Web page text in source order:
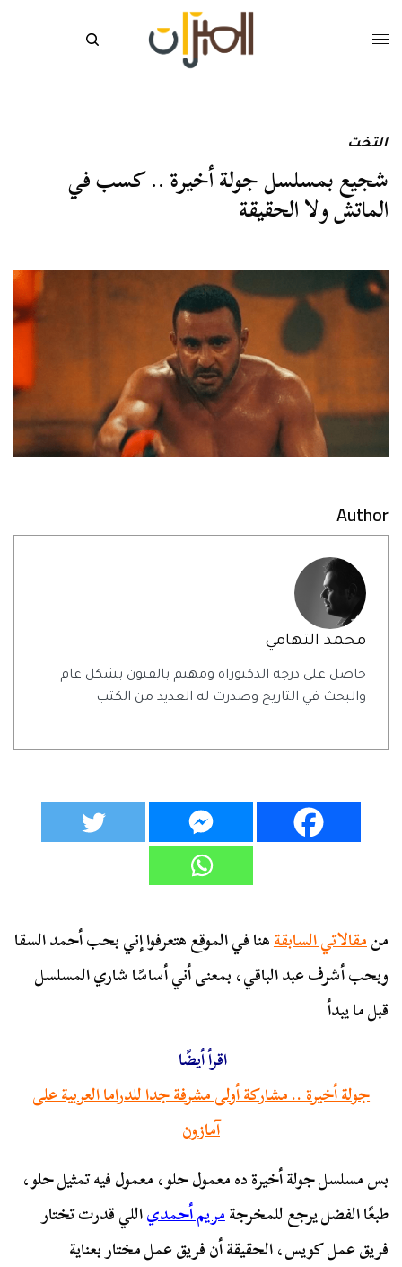
التخت
شجيع بمسلسل جولة أخيرة .. كسب في
الماتش ولا الحقيقة
Author
محمد التهامي
حاصل على درجة الدكتوراه ومهتم بالفنون بشكل عام
والبحث في التاريخ وصدرت له العديد من الكتب
منمقالاتي السابقةهنا في الموقع هتعرفوا إني بحب أحمد السقا
وبحب أشرف عبد الباقي، بمعنى أني أساسًا شاري المسلسل
قبل ما يبدأ
اقرأ أيضًا
جولة أخيرة .. مشاركة أولى مشرفة جدا للدراما العربية على
آمازون
بس مسلسل جولة أخيرة ده معمول حلو، معمول فيه تمثيل حلو،
طبعًا الفضل يرجع للمخرجةمريم أحمدياللي قدرت تختار
فريق عمل كويس، الحقيقة أن فريق عمل مختار بعناية